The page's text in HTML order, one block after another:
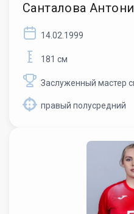
Санталова
14.02.1999
181 см
Заслуженный мастер
правый полусредний